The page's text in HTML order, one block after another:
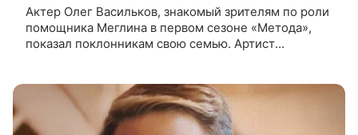
Актер Олег Васильков, знакомый зрителям по роли
помощника Меглина в первом сезоне «Метода»,
показал поклонникам свою семью. Артист